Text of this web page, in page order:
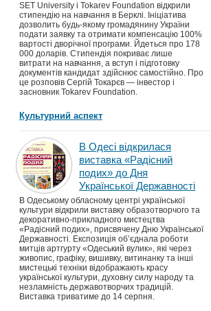
SET University і Tokarev Foundation відкрили
стипендію на навчання в Берклі. Ініціатива
дозволить будь-якому громадянину України
подати заявку та отримати компенсацію 100%
вартості дворічної програми. Йдеться про 178
000 доларів. Стипендія покриває лише
витрати на навчання, а вступ і підготовку
документів кандидат здійснює самостійно. Про
це розповів Сергій Токарєв — інвестор і
засновник Tokarev Foundation.
Культурний аспект
В Одесі відкрилася
виставка «Радісний
подих» до Дня
Української Державності
В Одеському обласному центрі української
культури відкрили виставку образотворчого та
декоративно-прикладного мистецтва
«Радісний подих», присвячену Дню Української
Державності. Експозиція об’єднала роботи
митців артгурту «Одеський вулик», які через
живопис, графіку, вишивку, витинанку та інші
мистецькі техніки відображають красу
української культури, духовну силу народу та
незламність державотворчих традицій.
Виставка триватиме до 14 серпня.